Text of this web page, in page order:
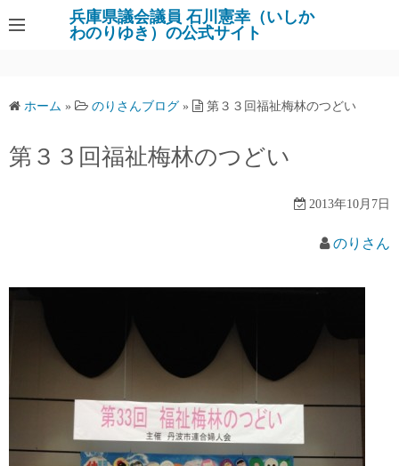
ン
ツ
ス
キ
兵庫県議会議員 石川憲幸（いしか
わのりゆき）の公式サイト
ホーム » のりさんブログ » 第３３回福祉梅林のつどい
第３３回福祉梅林のつどい
2013年10月7日
のりさん